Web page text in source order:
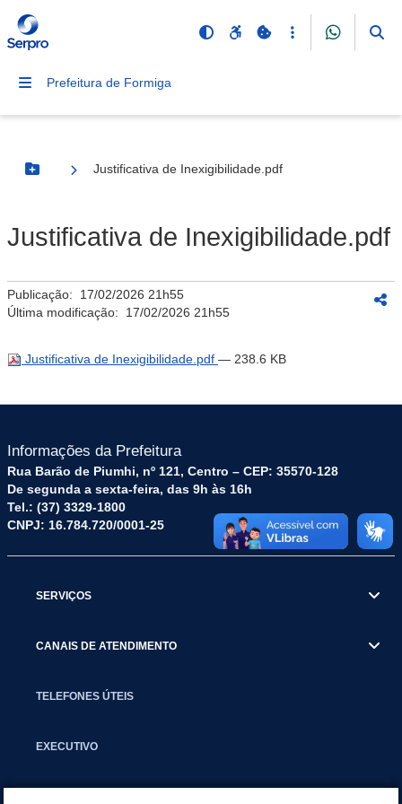
Prefeitura de Formiga
Botão Menu
Justificativa de Inexigibilidade.pdf
Justificativa de Inexigibilidade.pdf
Publicação: 17/02/2026 21h55
Última modificação: 17/02/2026 21h55
Justificativa de Inexigibilidade.pdf — 238.6 KB
Informações da Prefeitura
Rua Barão de Piumhi, nº 121, Centro – CEP: 35570-128
De segunda a sexta-feira, das 9h às 16h
Tel.: (37) 3329-1800
CNPJ: 16.784.720/0001-25
SERVIÇOS
CANAIS DE ATENDIMENTO
TELEFONES ÚTEIS
EXECUTIVO